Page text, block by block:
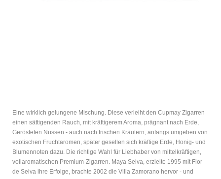
Eine wirklich gelungene Mischung. Diese verleiht den Cupmay Zigarren
einen sättigenden Rauch, mit kräftigerem Aroma, prägnant nach Erde,
Gerösteten Nüssen - auch nach frischen Kräutern, anfangs umgeben von
exotischen Fruchtaromen, später gesellen sich kräftige Erde, Honig- und
Blumennoten dazu. Die richtige Wahl für Liebhaber von mittelkräftigen,
vollaromatischen Premium-Zigarren. Maya Selva, erzielte 1995 mit Flor
de Selva ihre Erfolge, brachte 2002 die Villa Zamorano hervor - und